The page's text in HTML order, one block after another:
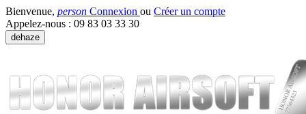
Bienvenue, person Connexion ou Créer un compte
Appelez-nous : 09 83 03 33 30
dehaze